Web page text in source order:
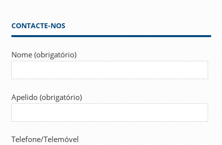
CONTACTE-NOS
Nome (obrigatório)
Apelido (obrigatório)
Telefone/Telemóvel